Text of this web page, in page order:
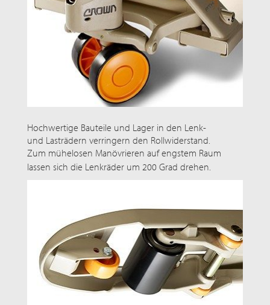
Hochwertige Bauteile und Lager in den Lenk-
und Lasträdern verringern den Rollwiderstand.
Zum mühelosen Manövrieren auf engstem Raum
lassen sich die Lenkräder um 200 Grad drehen.